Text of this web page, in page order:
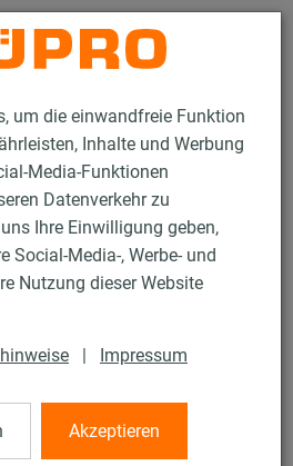
um die einwandfreie Funktion
Inhalte und Werbung
Media-Funktionen
Datenverkehr zu
Ihre Einwilligung geben,
Social-Media-, Werbe- und
Nutzung dieser Website
| Impressum
Akzeptieren
Kontakt
Lüftungsbefestigung
Lüftungsbefestigung
bis mittlerer Lastbereich)
12 / 64